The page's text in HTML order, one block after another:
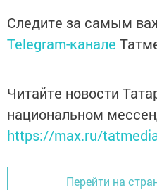
Следите за самым
Telegram-канале
Читайте новости
национальном
https://max.ru/
Перейти на